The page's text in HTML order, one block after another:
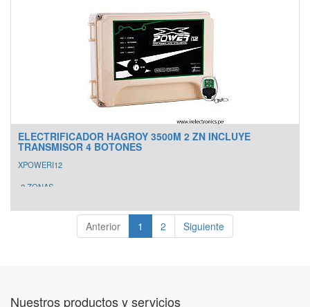
ELECTRIFICADOR HAGROY 3500M 2 ZN INCLUYE
TRANSMISOR 4 BOTONES
XPOWERI12
-2 ZONAS
-RF INCORPORADO
Anterior 1 2 Siguiente
Nuestros productos y servicios